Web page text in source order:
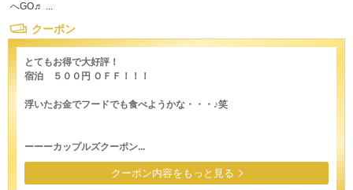
へGO♬ ...
クーポン
とてもお得で大好評！
宿泊 ５００円 ＯＦＦ！！！
浮いたお金でフードでも食べようかな・・・♪笑
ーーーカップルズクーポン...
クーポン内容をもっと見る